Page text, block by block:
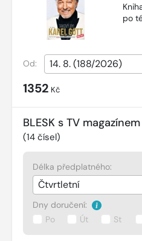
po
Od:
1352 Kč
BLESK s TV magazínem
(14 čísel)
Délka předplatného:
Dny doručení:
Po
Út St